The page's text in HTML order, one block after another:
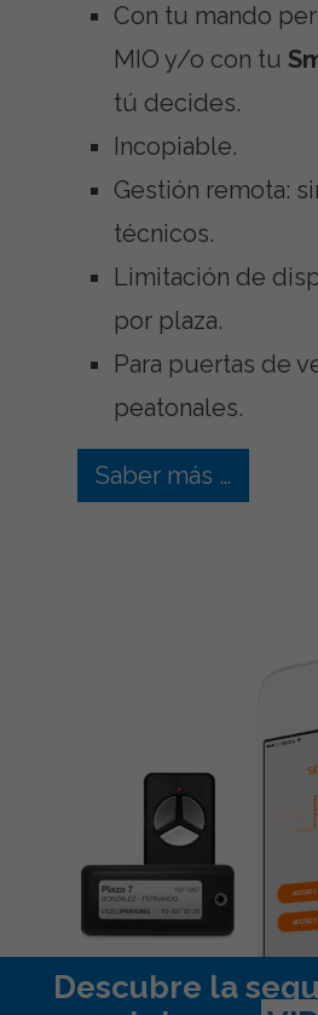
Con tu mando
MIO y/o con tu
tú decides.
Incopiable.
Gestión remota:
técnicos.
Limitación de
por plaza.
Para puertas de
peatonales.
Saber más …
Descubre la